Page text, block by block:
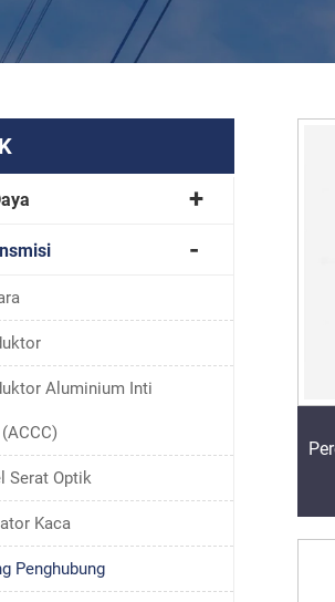
Aluminium Inti
Serat Optik
Kaca
Penghubung